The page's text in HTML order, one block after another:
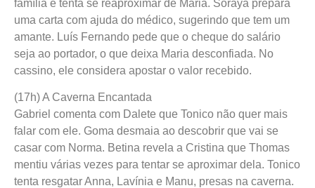
família e tenta se reaproximar de Maria. Soraya prepara
uma carta com ajuda do médico, sugerindo que tem um
amante. Luís Fernando pede que o cheque do salário
seja ao portador, o que deixa Maria desconfiada. No
cassino, ele considera apostar o valor recebido.
(17h) A Caverna Encantada
Gabriel comenta com Dalete que Tonico não quer mais
falar com ele. Goma desmaia ao descobrir que vai se
casar com Norma. Betina revela a Cristina que Thomas
mentiu várias vezes para tentar se aproximar dela. Tonico
tenta resgatar Anna, Lavínia e Manu, presas na caverna.